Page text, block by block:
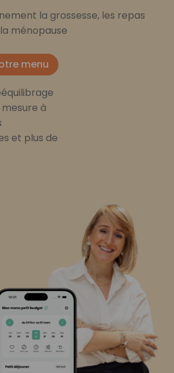
la grossesse, les repas
ménopause
menu
à
et plus de